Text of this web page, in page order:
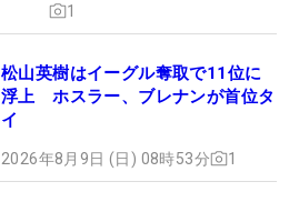
1
松山英樹はイーグル奪取で11位に
浮上 ホスラー、ブレナンが首位タ
イ
2026年8月9日 (日) 08時53分 1